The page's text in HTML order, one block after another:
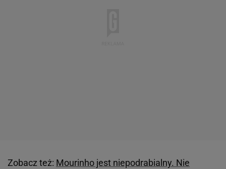
Zobacz też: Mourinho jest niepodrabialny. Nie